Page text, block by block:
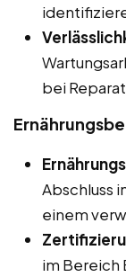
bei
Abschluss
einem
im Bereich